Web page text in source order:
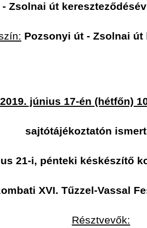
Zsolnai út
Pozsonyi út - Zsolnai út
2019. június 17-én (hétfőn)
sajtótájékoztatón
21-i, pénteki késkészítő
XVI. Tűzzel-Vassal
Résztvevők: